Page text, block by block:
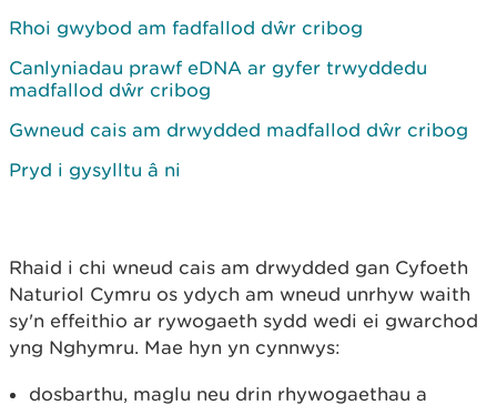
Rhoi gwybod am fadfallod dŵr cribog
Canlyniadau prawf eDNA ar gyfer trwyddedu
madfallod dŵr cribog
Gwneud cais am drwydded madfallod dŵr cribog
Pryd i gysylltu â ni
Rhaid i chi wneud cais am drwydded gan Cyfoeth
Naturiol Cymru os ydych am wneud unrhyw waith
sy'n effeithio ar rywogaeth sydd wedi ei gwarchod
yng Nghymru. Mae hyn yn cynnwys:
dosbarthu, maglu neu drin rhywogaethau a